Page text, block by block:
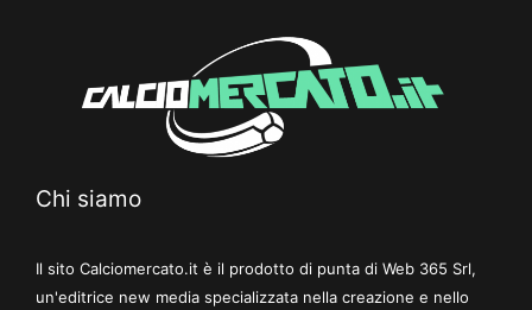
Chi siamo
Il sito Calciomercato.it è il prodotto di punta di Web 365 Srl,
un'editrice new media specializzata nella creazione e nello